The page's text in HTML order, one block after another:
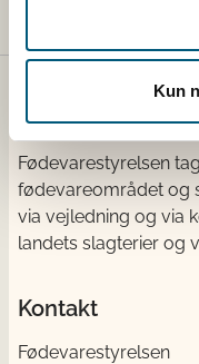
Kun
Fødevarestyrelsen
fødevareområdet og
via vejledning og via
landets slagterier og
Kontakt
Fødevarestyrelsen